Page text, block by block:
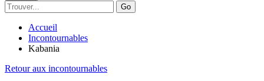
Go
Accueil
Incontournables
Kabania
Retour aux incontournables